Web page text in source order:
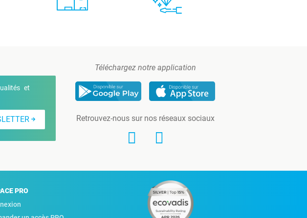
et
Téléchargez notre application
Retrouvez-nous sur nos réseaux sociaux
PRO